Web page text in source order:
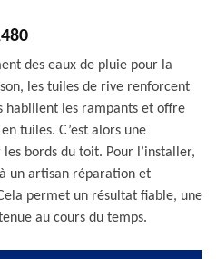
des eaux de pluie pour la
les tuiles de rive renforcent
habillent les rampants et offre
tuiles. C’est alors une
bords du toit. Pour l’installer,
un artisan réparation et
permet un résultat fiable, une
au cours du temps.